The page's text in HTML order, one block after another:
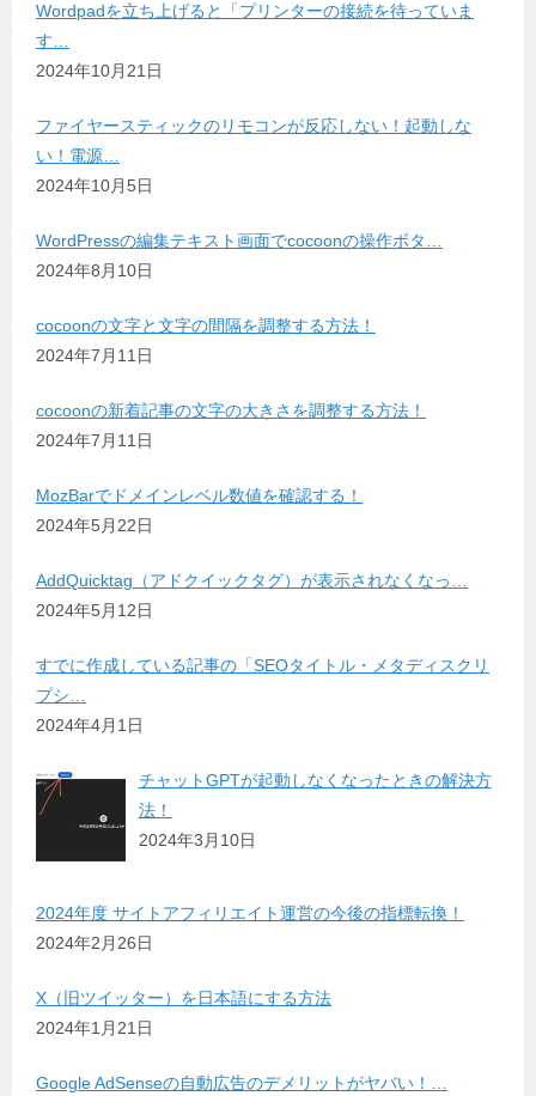
Wordpadを立ち上げると「プリンターの接続を待っていま
す…
2024年10月21日
ファイヤースティックのリモコンが反応しない！起動しな
い！電源…
2024年10月5日
WordPressの編集テキスト画面でcocoonの操作ボタ…
2024年8月10日
cocoonの文字と文字の間隔を調整する方法！
2024年7月11日
cocoonの新着記事の文字の大きさを調整する方法！
2024年7月11日
MozBarでドメインレベル数値を確認する！
2024年5月22日
AddQuicktag（アドクイックタグ）が表示されなくなっ…
2024年5月12日
すでに作成している記事の「SEOタイトル・メタディスクリ
プシ…
2024年4月1日
チャットGPTが起動しなくなったときの解決方
法！
2024年3月10日
2024年度 サイトアフィリエイト運営の今後の指標転換！
2024年2月26日
X（旧ツイッター）を日本語にする方法
2024年1月21日
Google AdSenseの自動広告のデメリットがヤバい！…